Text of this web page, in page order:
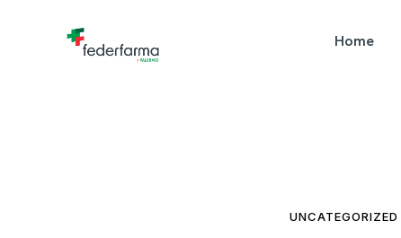
Home
UNCATEGORIZED